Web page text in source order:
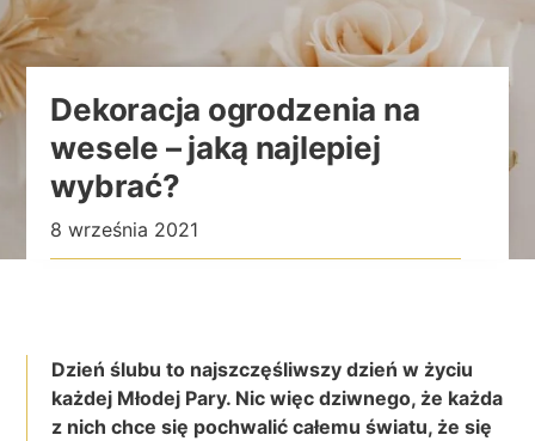
Dekoracja ogrodzenia na
wesele – jaką najlepiej
wybrać?
8 września 2021
Dzień ślubu to najszczęśliwszy dzień w życiu
każdej Młodej Pary. Nic więc dziwnego, że każda
z nich chce się pochwalić całemu światu, że się